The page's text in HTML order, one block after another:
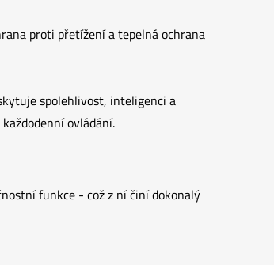
proti přetížení a tepelná ochrana
spolehlivost, inteligenci a
ovládání.
funkce - což z ní činí dokonalý